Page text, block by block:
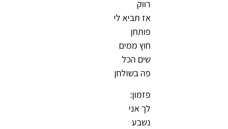
רווק
אז תביא לי
פותחן
חוץ ממים
שים הכל
פה בשולחן
פזמון:
לך אני
נשבע